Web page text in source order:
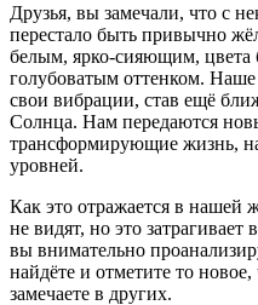
Друзья, вы замечали, что с
перестало быть привычно
белым, ярко-сияющим, цвета
голубоватым оттенком.
свои вибрации, став ещё
Солнца. Нам передаются
трансформирующие жизнь,
уровней.
Как это отражается в нашей
не видят, но это
вы внимательно
найдёте и отметите то
замечаете в других.